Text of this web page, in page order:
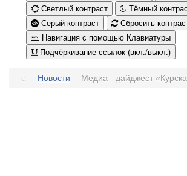
Светлый контраст
Тёмный
Серый контраст
Сбросить
Навигация с помощью Клавиатуры
Подчёркивание ссылок (вкл./выкл.)
Новости Медиа - дайджест